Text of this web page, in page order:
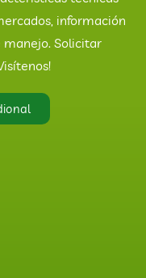
información
Solicitar